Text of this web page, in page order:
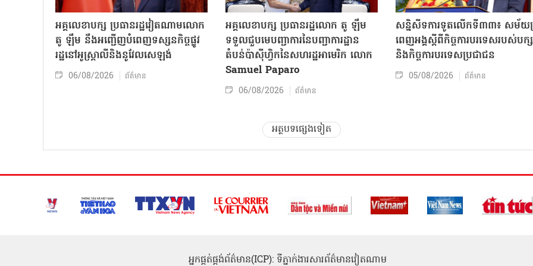
អគ្គលេខាបក្ស ប្រធានរដ្ឋវៀតណាមលោក
តូ ឡឹម នឹងអញ្ជើញបំពេញទស្សនកិច្ចផ្លូវ
រដ្ឋនៅអូស្ត្រាលីនិងនូវែលសេឡង់
06/08/2026 ព័ត៌មាន
អគ្គលេខាបក្ស ប្រធានរដ្ឋលោក តូ ឡឹម
ទទួលជួបមេបញ្ជាការនៃបញ្ជាការដ្ឋាន
តំបន់ប៉ាស៊ីហ្វិកនៃសហរដ្ឋអាមេរិក លោក
Samuel Paparo
06/08/2026 ព័ត៌មាន
សន្និសីទការទូតលើកទី៣៣៖ សម័យ
ពេញអង្គស្តីពីកិច្ច​ការបរទេសរបស់​បក្ស
និងកិច្ច​ការបរទេសប្រជាជន
05/08/2026 ព័ត៌មាន
អត្ថបទផ្សេងទៀត
អ្នកផ្គត់ផ្គង់ព័ត៌មាន(ICP): ទីភ្នាក់ងារសារព័ត៌មានវៀតណាម